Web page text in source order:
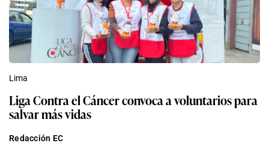
Lima
Liga Contra el Cáncer convoca a voluntarios para
salvar más vidas
Redacción EC